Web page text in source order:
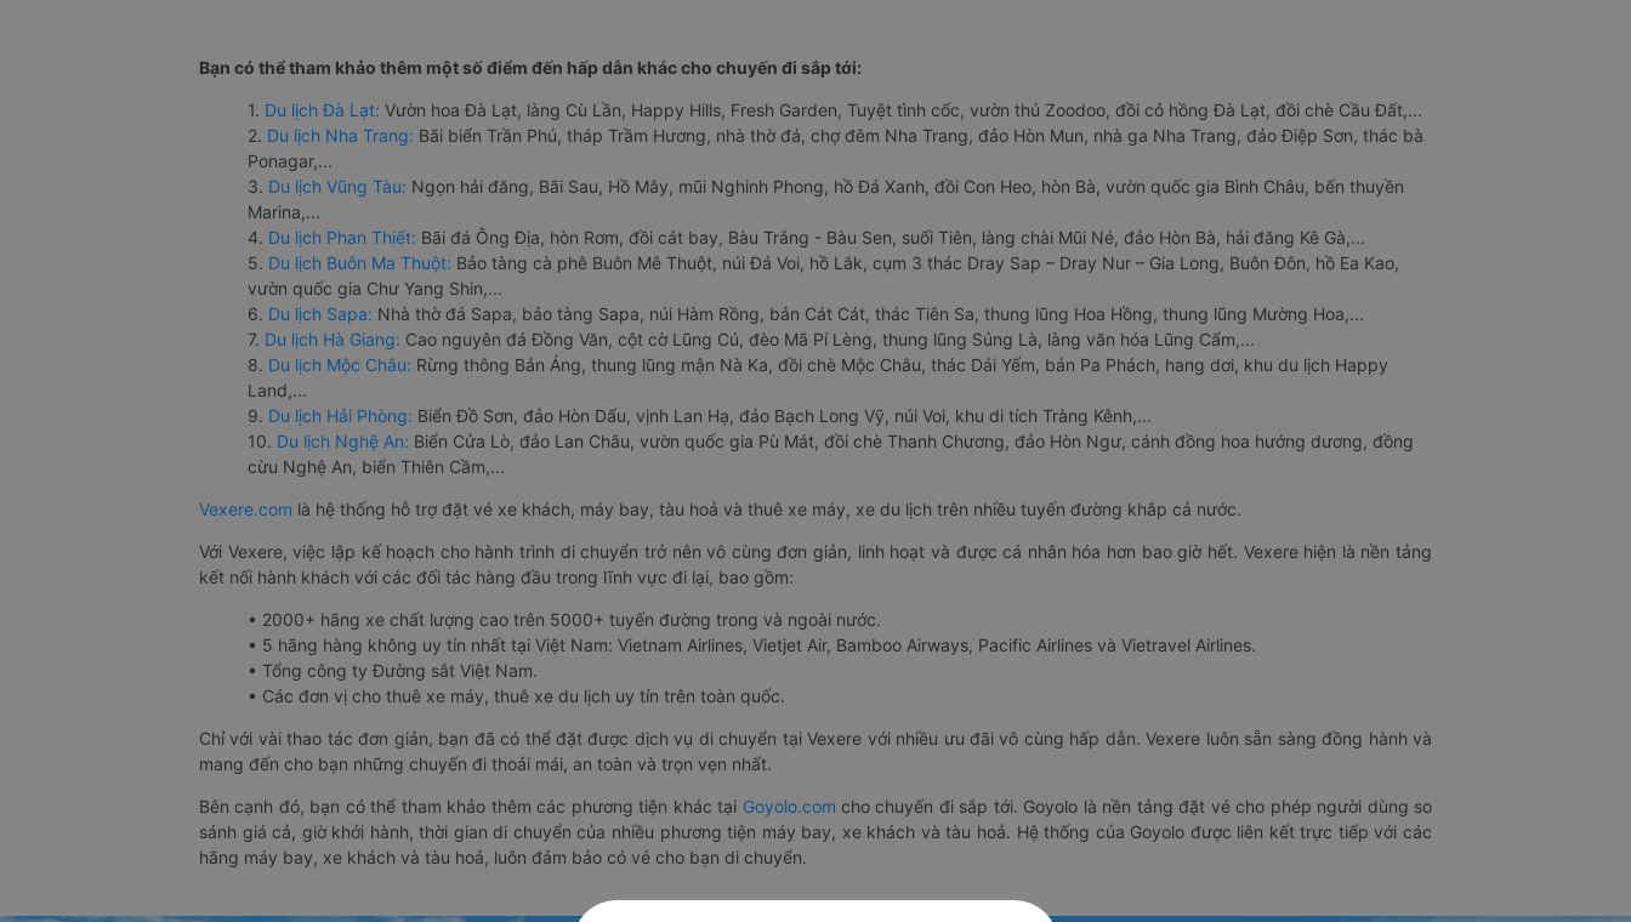
Bạn có thể tham khảo thêm một số điểm đến hấp dẫn khác cho chuyến đi sắp tới:
1. Du lịch Đà Lạt: Vườn hoa Đà Lạt, làng Cù Lần, Happy Hills, Fresh Garden, Tuyệt tình cốc, vườn thú Zoodoo, đồi cỏ hồng Đà Lạt, đồi chè Cầu Đất,...
2. Du lịch Nha Trang: Bãi biển Trần Phú, tháp Trầm Hương, nhà thờ đá, chợ đêm Nha Trang, đảo Hòn Mun, nhà ga Nha Trang, đảo Điệp Sơn, thác bà
Ponagar,...
3. Du lịch Vũng Tàu: Ngọn hải đăng, Bãi Sau, Hồ Mây, mũi Nghinh Phong, hồ Đá Xanh, đồi Con Heo, hòn Bà, vườn quốc gia Bình Châu, bến thuyền
Marina,...
4. Du lịch Phan Thiết: Bãi đá Ông Địa, hòn Rơm, đồi cát bay, Bàu Trắng - Bàu Sen, suối Tiên, làng chài Mũi Né, đảo Hòn Bà, hải đăng Kê Gà,...
5. Du lịch Buôn Ma Thuột: Bảo tàng cà phê Buôn Mê Thuột, núi Đá Voi, hồ Lắk, cụm 3 thác Dray Sap – Dray Nur – Gia Long, Buôn Đôn, hồ Ea Kao,
vườn quốc gia Chư Yang Shin,...
6. Du lịch Sapa: Nhà thờ đá Sapa, bảo tàng Sapa, núi Hàm Rồng, bản Cát Cát, thác Tiên Sa, thung lũng Hoa Hồng, thung lũng Mường Hoa,...
7. Du lịch Hà Giang: Cao nguyên đá Đồng Văn, cột cờ Lũng Cú, đèo Mã Pí Lèng, thung lũng Sủng Là, làng văn hóa Lũng Cẩm,...
8. Du lịch Mộc Châu: Rừng thông Bản Áng, thung lũng mận Nà Ka, đồi chè Mộc Châu, thác Dải Yếm, bản Pa Phách, hang dơi, khu du lịch Happy
Land,...
9. Du lịch Hải Phòng: Biển Đồ Sơn, đảo Hòn Dấu, vịnh Lan Hạ, đảo Bạch Long Vỹ, núi Voi, khu di tích Tràng Kênh,...
10. Du lịch Nghệ An: Biển Cửa Lò, đảo Lan Châu, vườn quốc gia Pù Mát, đồi chè Thanh Chương, đảo Hòn Ngư, cánh đồng hoa hướng dương, đồng
cừu Nghệ An, biển Thiên Cầm,...
Vexere.com là hệ thống hỗ trợ đặt vé xe khách, máy bay, tàu hoả và thuê xe máy, xe du lịch trên nhiều tuyến đường khắp cả nước.
Với Vexere, việc lập kế hoạch cho hành trình di chuyển trở nên vô cùng đơn giản, linh hoạt và được cá nhân hóa hơn bao giờ hết. Vexere hiện là nền tảng
kết nối hành khách với các đối tác hàng đầu trong lĩnh vực đi lại, bao gồm:
• 2000+ hãng xe chất lượng cao trên 5000+ tuyến đường trong và ngoài nước.
• 5 hãng hàng không uy tín nhất tại Việt Nam: Vietnam Airlines, Vietjet Air, Bamboo Airways, Pacific Airlines và Vietravel Airlines.
• Tổng công ty Đường sắt Việt Nam.
• Các đơn vị cho thuê xe máy, thuê xe du lịch uy tín trên toàn quốc.
Chỉ với vài thao tác đơn giản, bạn đã có thể đặt được dịch vụ di chuyển tại Vexere với nhiều ưu đãi vô cùng hấp dẫn. Vexere luôn sẵn sàng đồng hành và
mang đến cho bạn những chuyến đi thoải mái, an toàn và trọn vẹn nhất.
Bên cạnh đó, bạn có thể tham khảo thêm các phương tiện khác tại Goyolo.com cho chuyến đi sắp tới. Goyolo là nền tảng đặt vé cho phép người dùng so
sánh giá cả, giờ khởi hành, thời gian di chuyển của nhiều phương tiện máy bay, xe khách và tàu hoả. Hệ thống của Goyolo được liên kết trực tiếp với các
hãng máy bay, xe khách và tàu hoả, luôn đảm bảo có vé cho bạn di chuyển.